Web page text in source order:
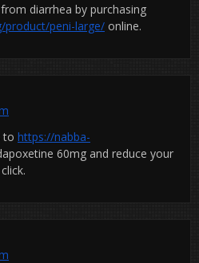
diarrhea by purchasing
product/peni-large/ online.
to https://nabba-
60mg and reduce your